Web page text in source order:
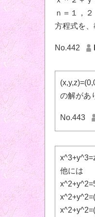
ｎ＝１，
方程式を、
No.442
の解があ
No.443
他には